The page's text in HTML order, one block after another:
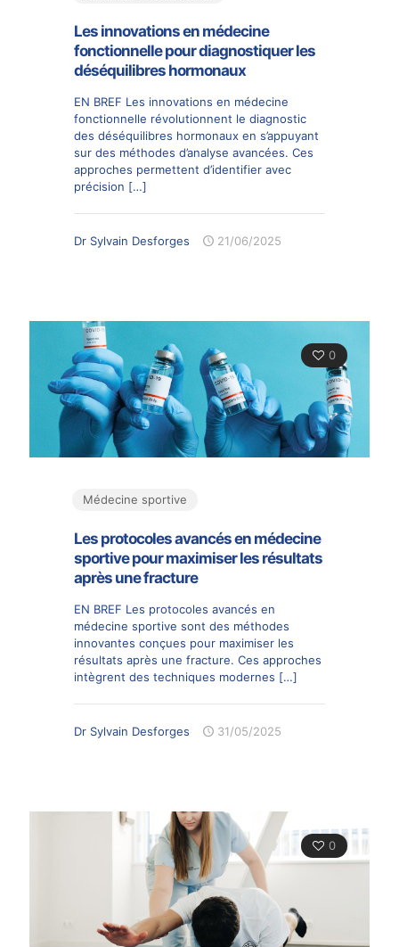
Les innovations en médecine
fonctionnelle pour diagnostiquer les
déséquilibres hormonaux
EN BREF Les innovations en médecine
fonctionnelle révolutionnent le diagnostic
des déséquilibres hormonaux en s’appuyant
sur des méthodes d’analyse avancées. Ces
approches permettent d’identifier avec
précision […]
Dr Sylvain Desforges 21/06/2025
0
Médecine sportive
Les protocoles avancés en médecine
sportive pour maximiser les résultats
après une fracture
EN BREF Les protocoles avancés en
médecine sportive sont des méthodes
innovantes conçues pour maximiser les
résultats après une fracture. Ces approches
intègrent des techniques modernes […]
Dr Sylvain Desforges 31/05/2025
0